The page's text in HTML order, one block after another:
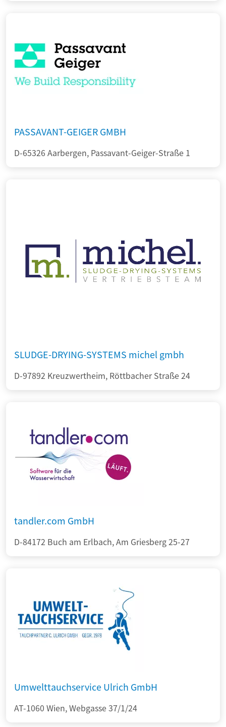
PASSAVANT-GEIGER GMBH
D-65326 Aarbergen, Passavant-Geiger-Straße 1
SLUDGE-DRYING-SYSTEMS michel gmbh
D-97892 Kreuzwertheim, Röttbacher Straße 24
tandler.com GmbH
D-84172 Buch am Erlbach, Am Griesberg 25-27
Umwelttauchservice Ulrich GmbH
AT-1060 Wien, Webgasse 37/1/24